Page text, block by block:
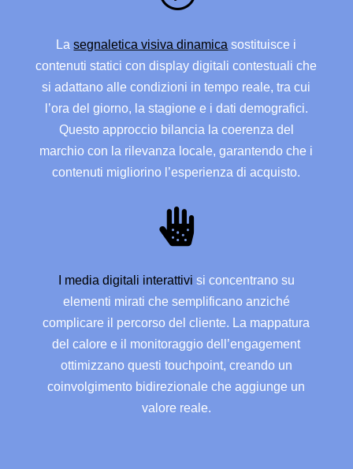
Lasegnaletica visiva dinamica sostituisce i
contenuti statici con display digitali contestuali che
si adattano alle condizioni in tempo reale, tra cui
l’ora del giorno, la stagione e i dati demografici.
Questo approccio bilancia la coerenza del
marchio con la rilevanza locale, garantendo che i
contenuti migliorino l’esperienza di acquisto.

I media digitali interattivi si concentrano su
elementi mirati che semplificano anziché
complicare il percorso del cliente. La mappatura
del calore e il monitoraggio dell’engagement
ottimizzano questi touchpoint, creando un
coinvolgimento bidirezionale che aggiunge un
valore reale.